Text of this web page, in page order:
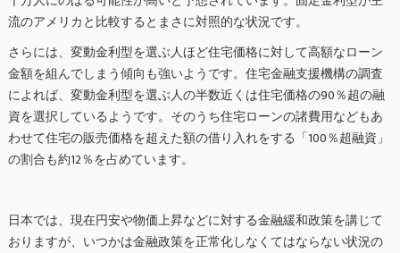
流のアメリカと比較するとまさに対照的な状況です。
さらには、変動金利型を選ぶ人ほど住宅価格に対して高額なローン
金額を組んでしまう傾向も強いようです。住宅金融支援機構の調査
によれば、変動金利型を選ぶ人の半数近くは住宅価格の90％超の融
資を選択しているようです。そのうち住宅ローンの諸費用などもあ
わせて住宅の販売価格を超えた額の借り入れをする「100％超融資」
の割合も約12％を占めています。
日本では、現在円安や物価上昇などに対する金融緩和政策を講じて
おりますが、いつかは金融政策を正常化しなくてはならない状況の